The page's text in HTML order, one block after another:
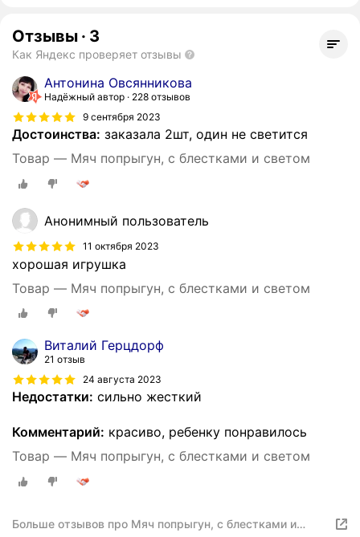
Отзывы · 3
Как Яндекс проверяет отзывы
Антонина Овсянникова
Надёжный автор
228 отзывов
9 сентября 2023
Достоинства: заказала 2шт, один не светится
Товар — Мяч попрыгун, с блестками и светом
Анонимный пользователь
11 октября 2023
хорошая игрушка
Товар — Мяч попрыгун, с блестками и светом
Виталий Герцдорф
21 отзыв
24 августа 2023
Недостатки: сильно жесткий
Комментарий: красиво, ребенку понравилось
Товар — Мяч попрыгун, с блестками и светом
Больше отзывов про Мяч попрыгун, с блестками и